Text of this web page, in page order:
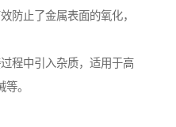
止了金属表面的氧化，
程中引入杂质，适用于高
。